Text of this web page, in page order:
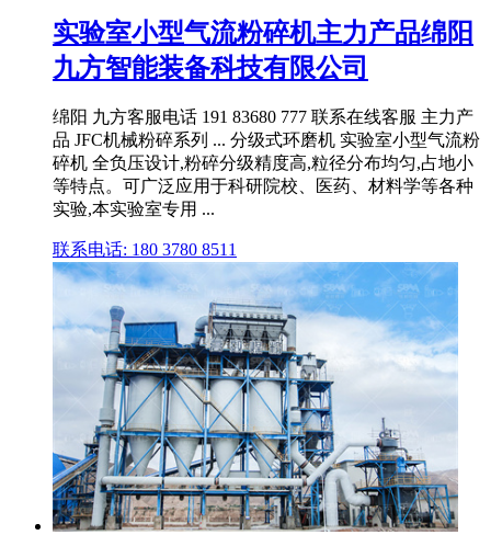
实验室小型气流粉碎机主力产品绵阳
九方智能装备科技有限公司
绵阳 九方客服电话 191 83680 777 联系在线客服 主力产
品 JFC机械粉碎系列 ... 分级式环磨机 实验室小型气流粉
碎机 全负压设计,粉碎分级精度高,粒径分布均匀,占地小
等特点。可广泛应用于科研院校、医药、材料学等各种
实验,本实验室专用 ...
联系电话: 180 3780 8511